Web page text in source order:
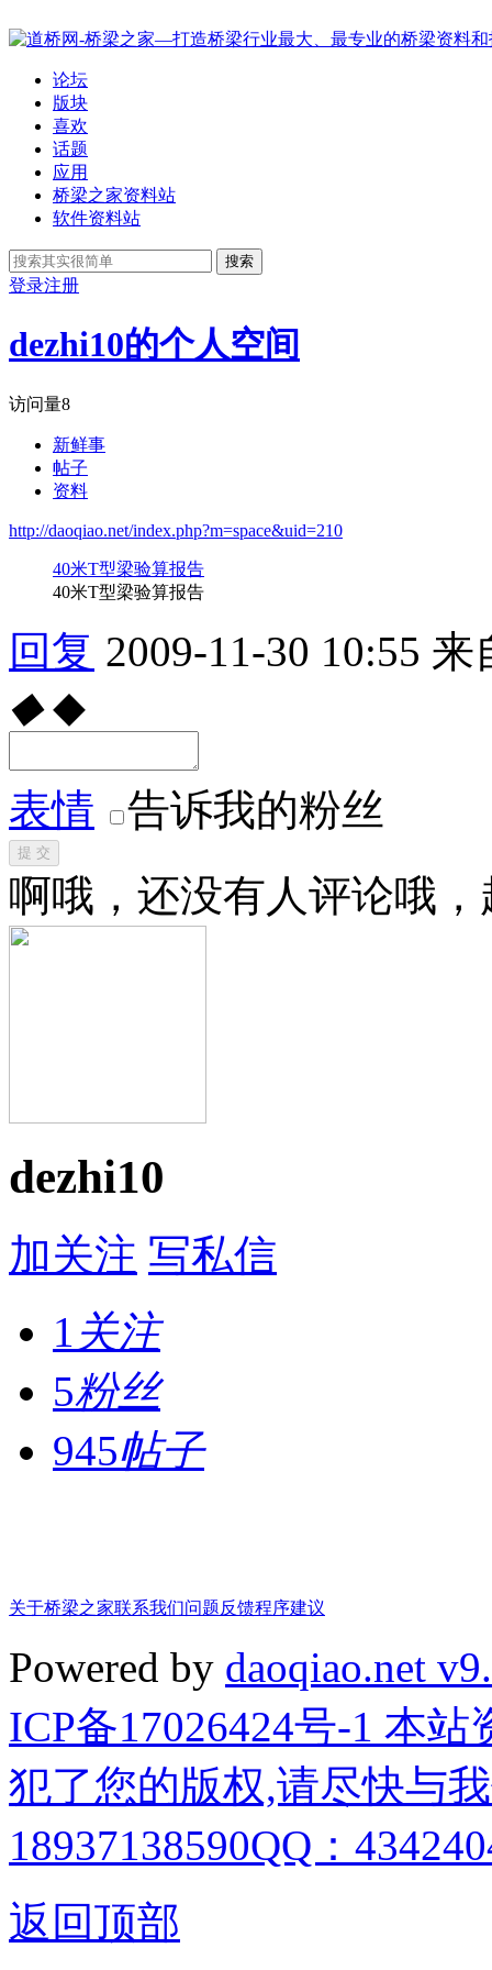
论坛
版块
喜欢
话题
应用
桥梁之家资料站
软件资料站
搜索
登录注册
dezhi10的个人空间
访问量8
新鲜事
帖子
资料
http://daoqiao.net/index.php?m=space&uid=210
40米T型梁验算报告
40米T型梁验算报告
回复 2009-11-30 10:55 来
◆ ◆
表情 告诉我的粉丝
提 交
啊哦，还没有人评论哦
dezhi10
加关注 写私信
1 关注
5粉丝
945帖子
关于桥梁之家联系我们问题反馈程序建议
Powered by daoqiao.net
ICP备17026424号-1 本
犯了您的版权,请尽快与
18937138590QQ：
返回顶部